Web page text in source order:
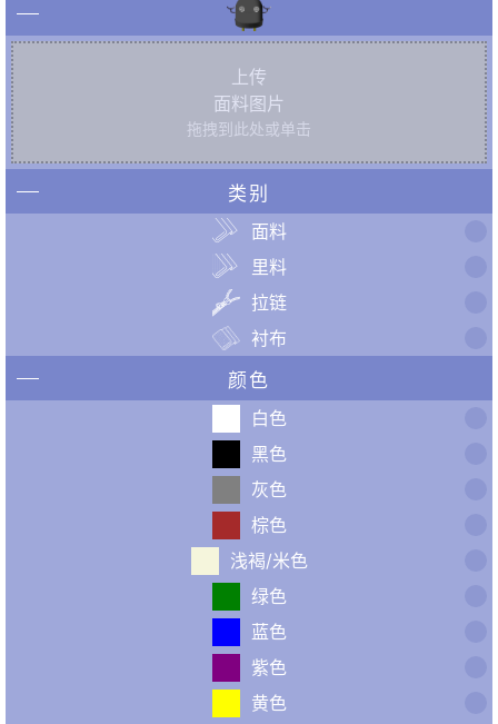
上传
面料图片
拖拽到此处或单击
类别
面料
里料
拉链
衬布
颜色
白色
黑色
灰色
棕色
浅褐/米色
绿色
蓝色
紫色
黄色